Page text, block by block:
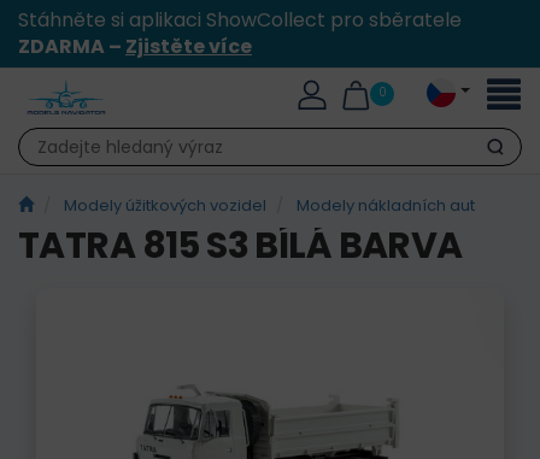
Stáhněte si aplikaci ShowCollect pro sběratele
ZDARMA – Zjistěte více
0
Hledat
Modely úžitkových vozidel Modely nákladních aut
TATRA 815 S3 BÍLÁ BARVA